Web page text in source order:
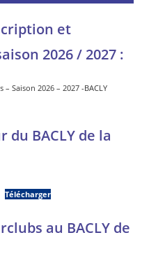
et
2026 / 2027 :
Saison 2026 – 2027 -BACLY
BACLY de la
Télécharger
au BACLY de